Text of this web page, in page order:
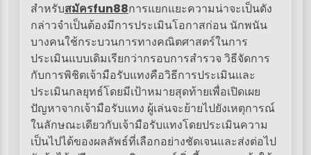
สำหรับสมัครfun88การแยกแยะความน่าจะเป็นดัง
กล่าวจำเป็นต้องมีการประเมินโอกาสก่อน นักพนัน
บางคนใช้กระบวนการทางคณิตศาสตร์ในการ
ประเมินแบบเดิมเรียกว่ากรอบการสำรวจ วิธีจัดการ
กับการพิชิตเจ้ามือรับแทงคือวิธีการประเมินและ
ประเมินกลยุทธ์โดยมีเป้าหมายสุดท้ายเพื่อเปิดเผย
ปัญหาจากเจ้ามือรับแทง ผู้เล่นจะย้ายไปยังเหตุการณ์
ในลักษณะเดียวกับเจ้ามือรับแทงโดยประเมินความ
เป็นไปได้ของผลลัพธ์ที่เลือกอย่างชัดเจนและส่งต่อไป